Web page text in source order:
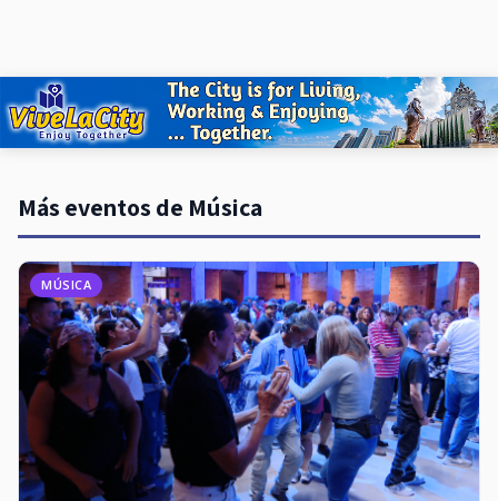
Más eventos de Música
MÚSICA